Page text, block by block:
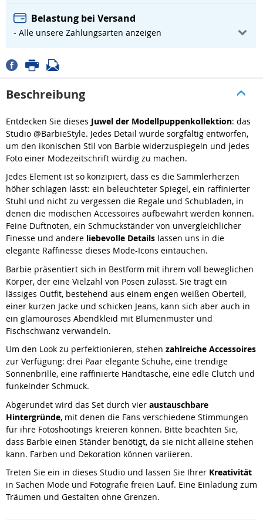
Belastung bei Versand
- Alle unsere Zahlungsarten anzeigen
Beschreibung
Entdecken Sie dieses Juwel der Modellpuppenkollektion: das
Studio @BarbieStyle. Jedes Detail wurde sorgfältig entworfen,
um den ikonischen Stil von Barbie widerzuspiegeln und jedes
Foto einer Modezeitschrift würdig zu machen.
Jedes Element ist so konzipiert, dass es die Sammlerherzen
höher schlagen lässt: ein beleuchteter Spiegel, ein raffinierter
Stuhl und nicht zu vergessen die Regale und Schubladen, in
denen die modischen Accessoires aufbewahrt werden können.
Feine Duftnoten, ein Schmuckständer von unvergleichlicher
Finesse und andere liebevolle Details lassen uns in die
elegante Raffinesse dieses Mode-Icons eintauchen.
Barbie präsentiert sich in Bestform mit ihrem voll beweglichen
Körper, der eine Vielzahl von Posen zulässt. Sie trägt ein
lässiges Outfit, bestehend aus einem engen weißen Oberteil,
einer kurzen Jacke und schicken Jeans, kann sich aber auch in
ein glamouröses Abendkleid mit Blumenmuster und
Fischschwanz verwandeln.
Um den Look zu perfektionieren, stehen zahlreiche Accessoires
zur Verfügung: drei Paar elegante Schuhe, eine trendige
Sonnenbrille, eine raffinierte Handtasche, eine edle Clutch und
funkelnder Schmuck.
Abgerundet wird das Set durch vier austauschbare
Hintergründe, mit denen die Fans verschiedene Stimmungen
für ihre Fotoshootings kreieren können. Bitte beachten Sie,
dass Barbie einen Ständer benötigt, da sie nicht alleine stehen
kann. Farben und Dekoration können variieren.
Treten Sie ein in dieses Studio und lassen Sie Ihrer Kreativität
in Sachen Mode und Fotografie freien Lauf. Eine Einladung zum
Träumen und Gestalten ohne Grenzen.